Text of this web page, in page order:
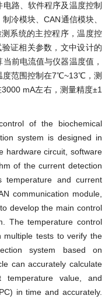
路、软件程序及温度控制
冷模块、CAN通信模块、
系统的主控程序，温度控
证相关参数，文中设计的
前电流值与仪器温度值，
范围控制在7℃~13℃，测
mA左右，测量精度±1
of the biochemical
system is designed in
hardware circuit, software
of the current detection
temperature and current
communication module,
develop the main control
The temperature control
multiple tests to verify the
system based on
can accurately calculate
value, and
in time and accurately.